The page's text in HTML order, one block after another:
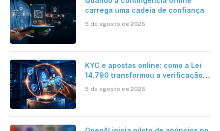
carrega uma cadeia de confiança
5 de agosto de 2026
KYC e apostas online: como a Lei
14.790 transformou a verificação
brasileiro
5 de agosto de 2026